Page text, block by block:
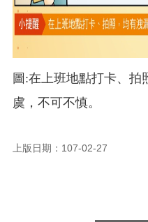
政
信
箱
常
見
題
園
圖:在上班地點打卡、拍
虞，不可不慎。
上版日期：107-02-27